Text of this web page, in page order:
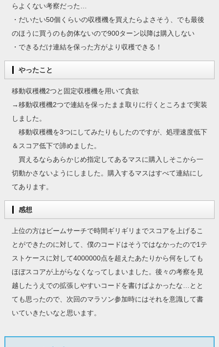
らよくない考察だった…
・だいたい50個くらいの収穫機を買えたらよさそう、でも最後
のほうに買うのも勿体ないので900ターン以降は購入しない
・できるだけ連結を保った方がより収穫できる！
やったこと
移動収穫機2つと固定収穫機を用いて貪欲
→移動収穫機2つで連結を保ったまま取りに行くところまで実装
しました。
移動収穫機を3つにしてみたりもしたのですが、処理速度低下
＆スコア低下で諦めました。
買えるならあらかじめ指定してあるマスに購入しそこから一
切動かさないようにしました。購入するマスはすべて連結にし
てあります。
感想
上位の方はビームサーチで時間ギリギリまでスコアを上げるこ
とができたのに対して、僕のコードはそうではなかったので1テ
ストケースに対して4000000点を超えたあたりから何をしても
ほぼスコアが上がらなくなってしまいました。後々の考察を見
越したうえでの拡張しやすいコードを書けばよかったな…とと
ても思ったので、次回のマラソン参加時にはそれを意識して書
いていきたいなと思います。